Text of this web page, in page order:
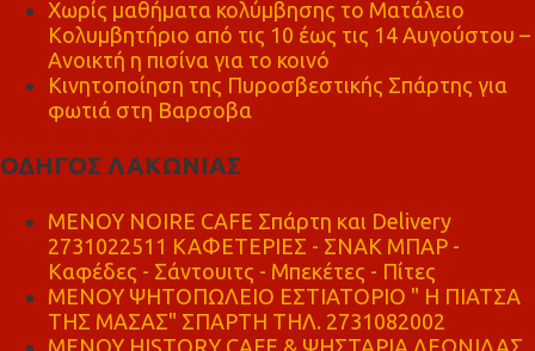
Χωρίς μαθήματα κολύμβησης το Ματάλειο
Κολυμβητήριο από τις 10 έως τις 14 Αυγούστου –
Ανοικτή η πισίνα για το κοινό
Κινητοποίηση της Πυροσβεστικής Σπάρτης για
φωτιά στη Βαρσοβα
ΟΔΗΓΟΣ ΛΑΚΩΝΙΑΣ
MENOY NOIRE CAFE Σπάρτη και Delivery
2731022511 ΚΑΦΕΤΕΡΙΕΣ - ΣΝΑΚ ΜΠΑΡ -
Καφέδες - Σάντουιτς - Μπεκέτες - Πίτες
ΜΕΝΟΥ ΨΗΤΟΠΩΛΕΙΟ ΕΣΤΙΑΤΟΡΙΟ " Η ΠΙΑΤΣΑ
ΤΗΣ ΜΑΣΑΣ" ΣΠΑΡΤΗ ΤΗΛ. 2731082002
ΜΕΝΟΥ HISTORY CAFE & ΨΗΣΤΑΡΙΑ ΛΕΩΝΙΔΑΣ